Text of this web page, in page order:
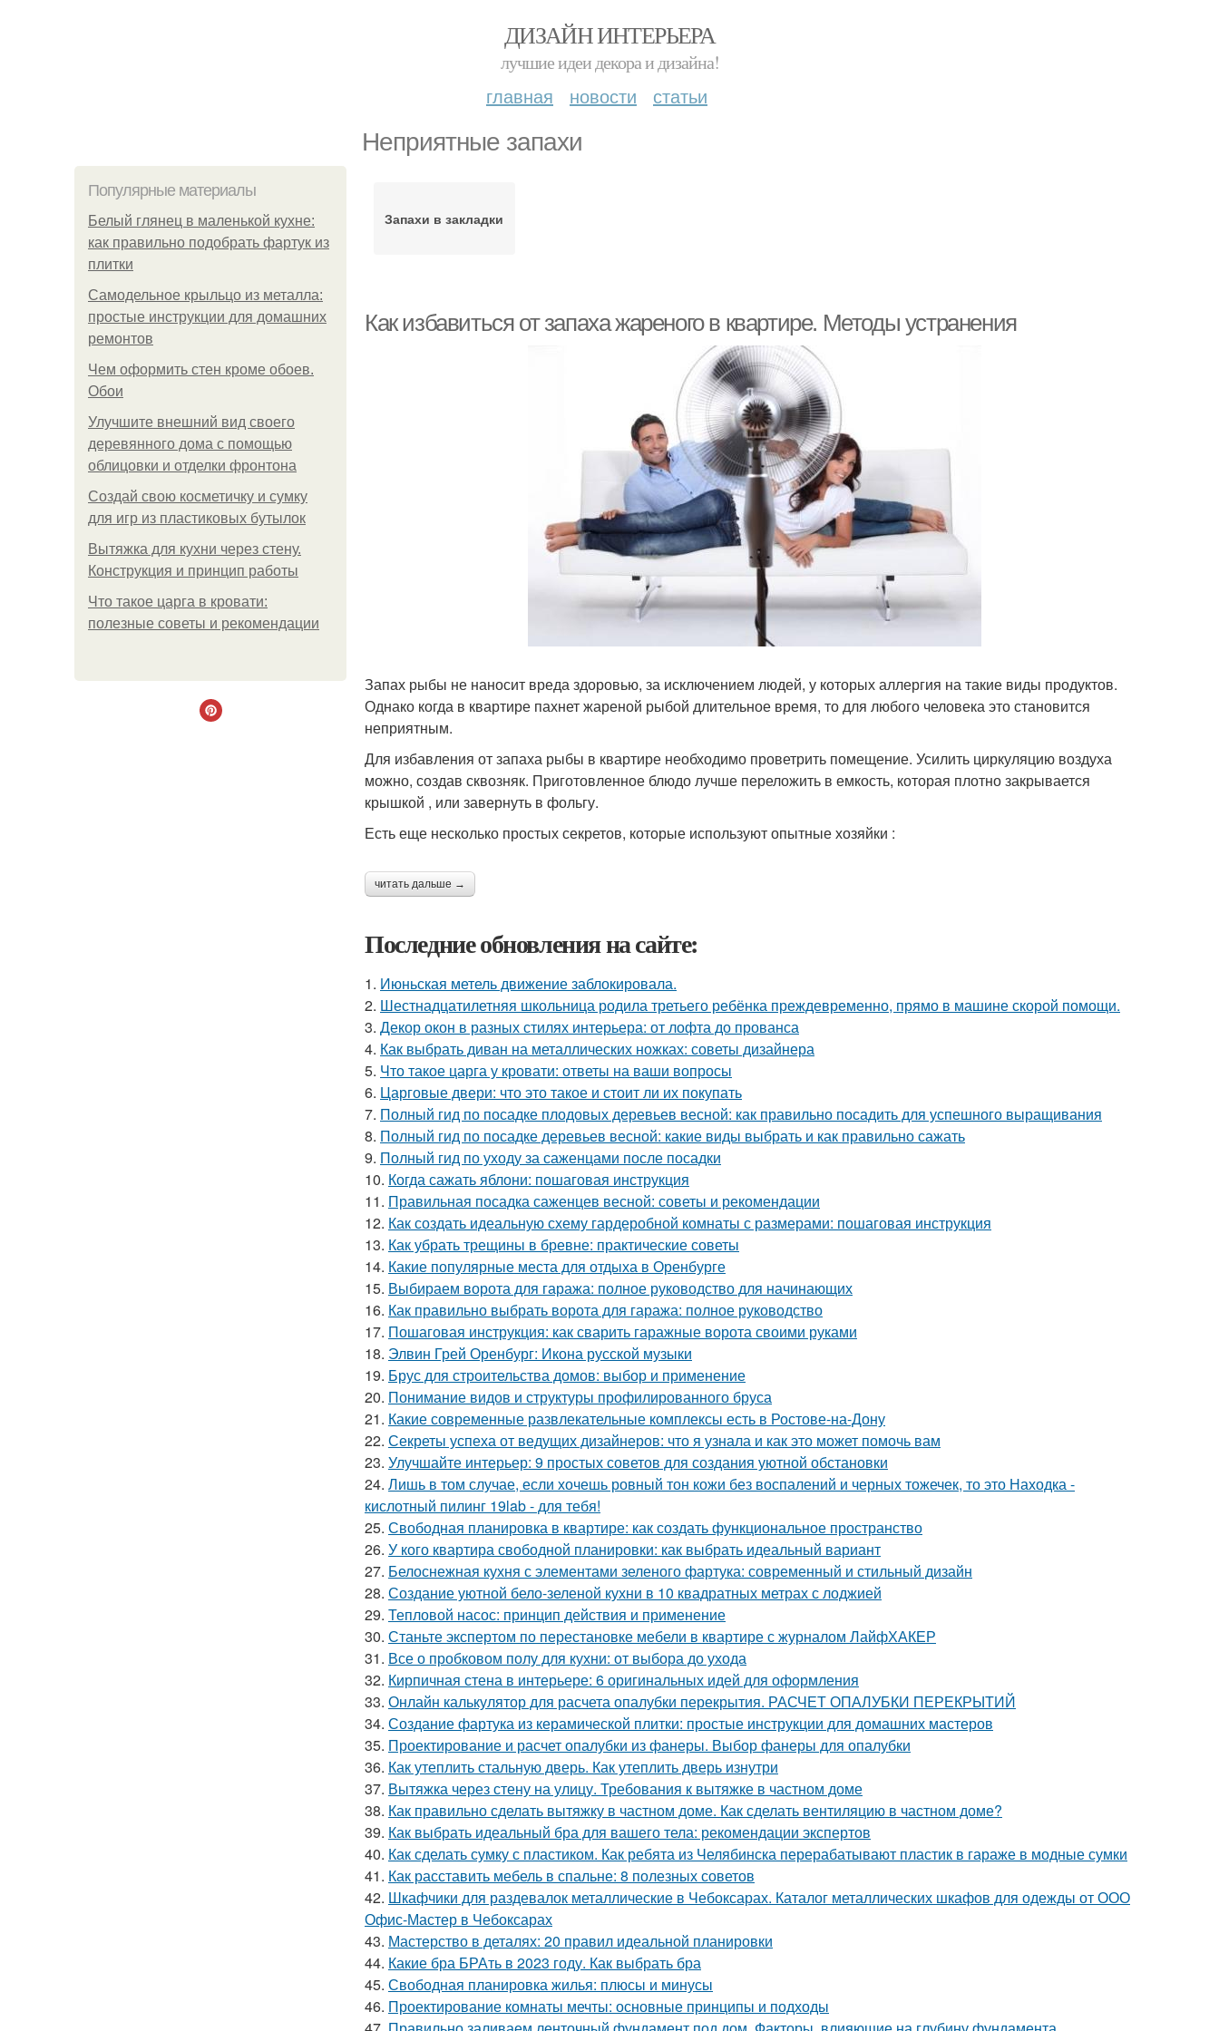
ДИЗАЙН ИНТЕРЬЕРА
лучшие идеи декора и дизайна!
главная новости статьи
Неприятные запахи
Популярные материалы
Белый глянец в маленькой кухне:
как правильно подобрать фартук из
плитки
Самодельное крыльцо из металла:
простые инструкции для домашних
ремонтов
Чем оформить стен кроме обоев.
Обои
Улучшите внешний вид своего
деревянного дома с помощью
облицовки и отделки фронтона
Создай свою косметичку и сумку
для игр из пластиковых бутылок
Вытяжка для кухни через стену.
Конструкция и принцип работы
Что такое царга в кровати:
полезные советы и рекомендации
Запахи в закладки
Как избавиться от запаха жареного в квартире. Методы устранения
Запах рыбы не наносит вреда здоровью, за исключением людей, у которых аллергия на такие виды продуктов.
Однако когда в квартире пахнет жареной рыбой длительное время, то для любого человека это становится
неприятным.
Для избавления от запаха рыбы в квартире необходимо проветрить помещение. Усилить циркуляцию воздуха
можно, создав сквозняк. Приготовленное блюдо лучше переложить в емкость, которая плотно закрывается
крышкой , или завернуть в фольгу.
Есть еще несколько простых секретов, которые используют опытные хозяйки :
читать дальше →
Последние обновления на сайте:
1. Июньская метель движение заблокировала.
2. Шестнадцатилетняя школьница родила третьего ребёнка преждевременно, прямо в машине скорой помощи.
3. Декор окон в разных стилях интерьера: от лофта до прованса
4. Как выбрать диван на металлических ножках: советы дизайнера
5. Что такое царга у кровати: ответы на ваши вопросы
6. Царговые двери: что это такое и стоит ли их покупать
7. Полный гид по посадке плодовых деревьев весной: как правильно посадить для успешного выращивания
8. Полный гид по посадке деревьев весной: какие виды выбрать и как правильно сажать
9. Полный гид по уходу за саженцами после посадки
10. Когда сажать яблони: пошаговая инструкция
11. Правильная посадка саженцев весной: советы и рекомендации
12. Как создать идеальную схему гардеробной комнаты с размерами: пошаговая инструкция
13. Как убрать трещины в бревне: практические советы
14. Какие популярные места для отдыха в Оренбурге
15. Выбираем ворота для гаража: полное руководство для начинающих
16. Как правильно выбрать ворота для гаража: полное руководство
17. Пошаговая инструкция: как сварить гаражные ворота своими руками
18. Элвин Грей Оренбург: Икона русской музыки
19. Брус для строительства домов: выбор и применение
20. Понимание видов и структуры профилированного бруса
21. Какие современные развлекательные комплексы есть в Ростове-на-Дону
22. Секреты успеха от ведущих дизайнеров: что я узнала и как это может помочь вам
23. Улучшайте интерьер: 9 простых советов для создания уютной обстановки
24. Лишь в том случае, если хочешь ровный тон кожи без воспалений и черных тожечек, то это Находка -
кислотный пилинг 19lab - для тебя!
25. Свободная планировка в квартире: как создать функциональное пространство
26. У кого квартира свободной планировки: как выбрать идеальный вариант
27. Белоснежная кухня с элементами зеленого фартука: современный и стильный дизайн
28. Создание уютной бело-зеленой кухни в 10 квадратных метрах с лоджией
29. Тепловой насос: принцип действия и применение
30. Станьте экспертом по перестановке мебели в квартире с журналом ЛайфХАКЕР
31. Все о пробковом полу для кухни: от выбора до ухода
32. Кирпичная стена в интерьере: 6 оригинальных идей для оформления
33. Онлайн калькулятор для расчета опалубки перекрытия. РАСЧЕТ ОПАЛУБКИ ПЕРЕКРЫТИЙ
34. Создание фартука из керамической плитки: простые инструкции для домашних мастеров
35. Проектирование и расчет опалубки из фанеры. Выбор фанеры для опалубки
36. Как утеплить стальную дверь. Как утеплить дверь изнутри
37. Вытяжка через стену на улицу. Требования к вытяжке в частном доме
38. Как правильно сделать вытяжку в частном доме. Как сделать вентиляцию в частном доме?
39. Как выбрать идеальный бра для вашего тела: рекомендации экспертов
40. Как сделать сумку с пластиком. Как ребята из Челябинска перерабатывают пластик в гараже в модные сумки
41. Как расставить мебель в спальне: 8 полезных советов
42. Шкафчики для раздевалок металлические в Чебоксарах. Каталог металлических шкафов для одежды от ООО
Офис-Мастер в Чебоксарах
43. Мастерство в деталях: 20 правил идеальной планировки
44. Какие бра БРАть в 2023 году. Как выбрать бра
45. Свободная планировка жилья: плюсы и минусы
46. Проектирование комнаты мечты: основные принципы и подходы